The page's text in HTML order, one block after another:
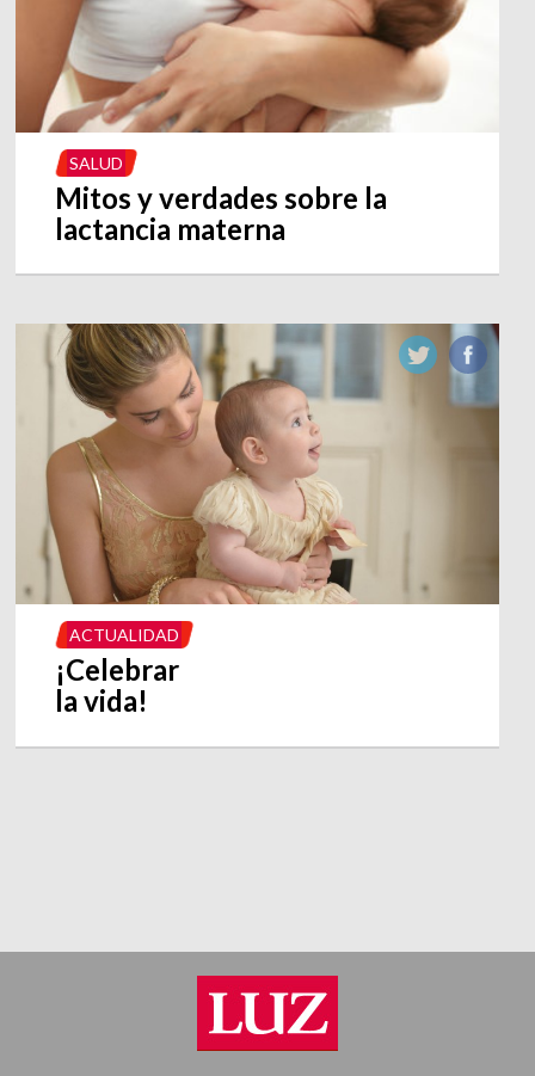
SALUD
Mitos y verdades sobre la
lactancia materna
ACTUALIDAD
¡Celebrar
la vida!